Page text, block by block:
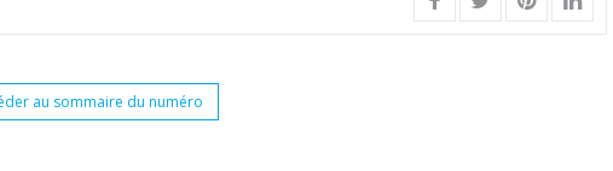
au sommaire du numéro